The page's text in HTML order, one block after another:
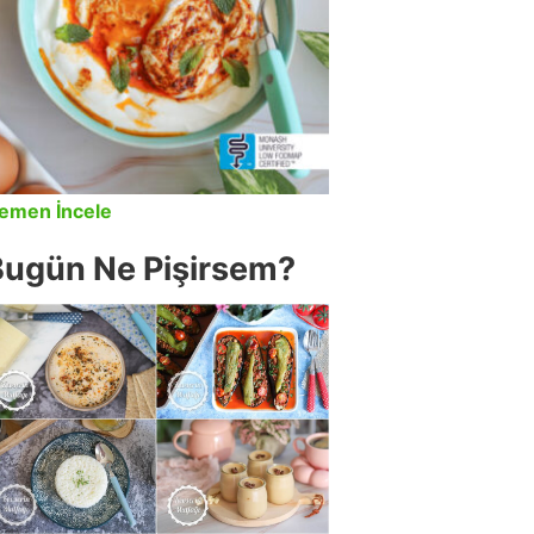
İncele
Ne Pişirsem?